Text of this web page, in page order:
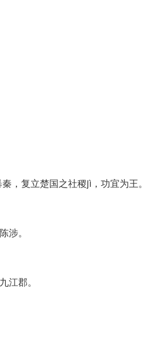
，复立楚国之社稷jì，功宜为王。
涉。
江郡。